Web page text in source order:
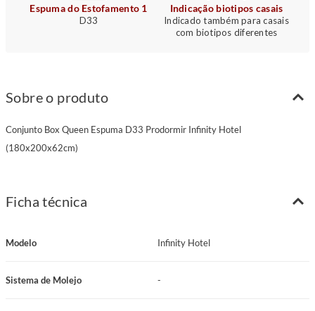
Espuma do Estofamento 1
D33
Indicação biotipos casais
Indicado também para casais
com biotipos diferentes
Sobre o produto
Conjunto Box Queen Espuma D33 Prodormir Infinity Hotel
(180x200x62cm)
Ficha técnica
Modelo Infinity Hotel
Sistema de Molejo -